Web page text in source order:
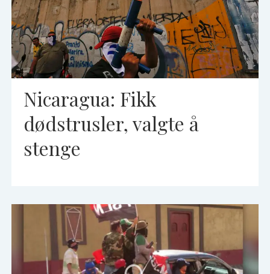
Nicaragua: Fikk
dødstrusler, valgte å
stenge